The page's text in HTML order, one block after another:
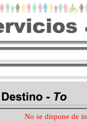
No se dispone de